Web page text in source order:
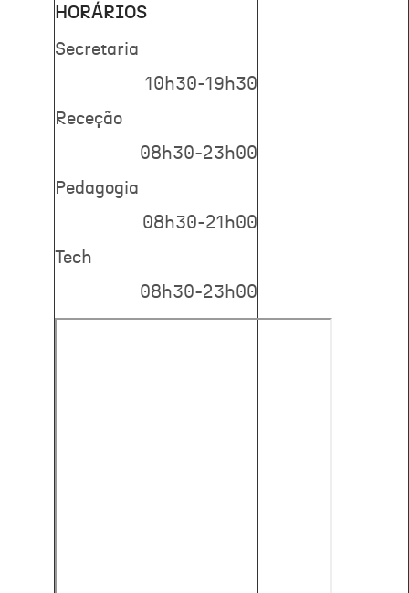
HORÁRIOS
Secretaria
10h30-19h30
Receção
08h30-23h00
Pedagogia
08h30-21h00
Tech
08h30-23h00